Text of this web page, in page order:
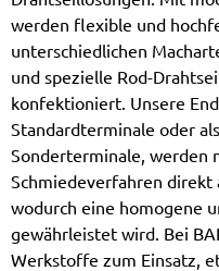
werden flexible und
unterschiedlichen
und spezielle Rod-
konfektioniert. Unsere
Standardterminale oder
Sonderterminale, werden
Schmiedeverfahren direkt
wodurch eine homogene
gewährleistet wird. Bei
Werkstoffe zum Einsatz,